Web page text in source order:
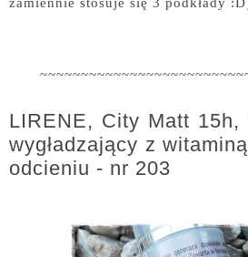
LIRENE, City Matt 15h,
wygładzający z
odcieniu - nr 203